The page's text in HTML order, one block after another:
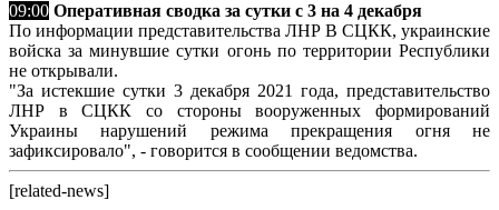
09:00 Оперативная сводка за сутки с 3 на 4 декабря
По информации представительства ЛНР В СЦКК, украинские
войска за минувшие сутки огонь по территории Республики
не открывали.
"За истекшие сутки 3 декабря 2021 года, представительство
ЛНР в СЦКК со стороны вооруженных формирований
Украины нарушений режима прекращения огня не
зафиксировало", - говорится в сообщении ведомства.
[related-news]